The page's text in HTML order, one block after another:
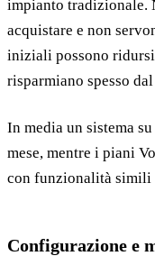
impianto tradizionale.
acquistare e non
iniziali possono
risparmiano spesso
In media un sistema
mese, mentre i piani
con funzionalità
Configurazione e